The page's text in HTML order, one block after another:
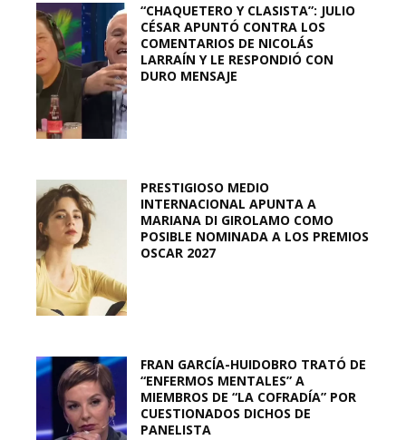
“CHAQUETERO Y CLASISTA”: JULIO
CÉSAR APUNTÓ CONTRA LOS
COMENTARIOS DE NICOLÁS
LARRAÍN Y LE RESPONDIÓ CON
DURO MENSAJE
PRESTIGIOSO MEDIO
INTERNACIONAL APUNTA A
MARIANA DI GIROLAMO COMO
POSIBLE NOMINADA A LOS PREMIOS
OSCAR 2027
FRAN GARCÍA-HUIDOBRO TRATÓ DE
“ENFERMOS MENTALES” A
MIEMBROS DE “LA COFRADÍA” POR
CUESTIONADOS DICHOS DE
PANELISTA